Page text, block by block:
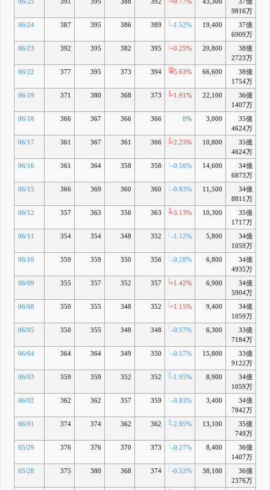
9816万
06/24 387 395 386 389 -1.52% 19,400
37億
6909万
06/23 392 395 382 395 +0.25% 20,800
38億
2723万
06/22 377 395 373 394 +5.63% 66,600
38億
1754万
06/19 371 380 368 373 +1.91% 22,100
36億
1407万
06/18 366 367 366 366 0% 3,000
35億
4624万
06/17 361 367 361 366 +2.23% 10,800
35億
4624万
06/16 361 364 358 358 -0.56% 14,600
34億
6873万
06/15 366 369 360 360 -0.83% 11,500
34億
8811万
06/12 357 363 356 363 +3.13% 10,300
35億
1717万
06/11 354 354 348 352 -1.12% 5,800
34億
1059万
06/10 359 359 350 356 -0.28% 6,800
34億
4935万
06/09 355 357 352 357 +1.42% 6,900
34億
5904万
06/08 350 355 348 352 +1.15% 9,400
34億
1059万
06/05 350 355 348 348 -0.57% 6,300
33億
7184万
06/04 364 364 349 350 -0.57% 15,800
33億
9122万
06/03 359 359 352 352 -1.95% 8,900
34億
1059万
06/02 362 362 357 359 -0.83% 3,400
34億
7842万
06/01 374 374 362 362 -2.95% 13,100
35億
749万
05/29 376 376 370 373 -0.27% 8,400
36億
1407万
05/28 375 380 368 374 -0.53% 38,100
36億
2376万